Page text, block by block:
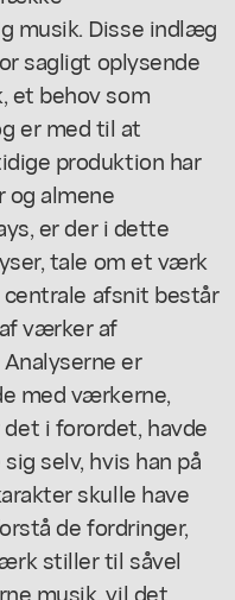
musik. Disse indlæg
sagligt oplysende
et behov som
er med til at
produktion har
almene
er der i dette
tale om et værk
afsnit består
værker af
er
med værkerne,
i forordet, havde
selv, hvis han på
skulle have
de fordringer,
stiller til såvel
musik, vil det